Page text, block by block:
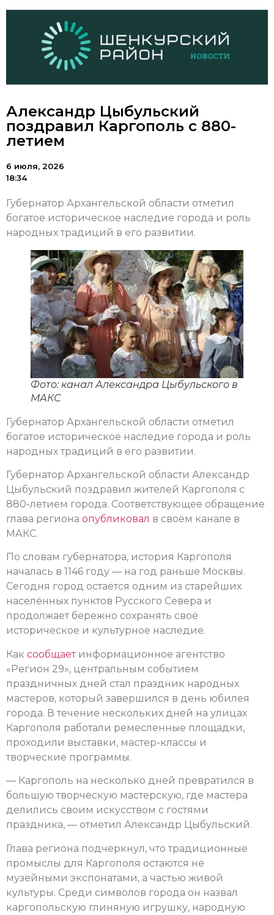
Александр Цыбульский
поздравил Каргополь с 880-
летием
6 июля, 2026
18:34
Губернатор Архангельской области отметил
богатое историческое наследие города и роль
народных традиций в его развитии.
Фото: канал Александра Цыбульского в
МАКС
Губернатор Архангельской области отметил
богатое историческое наследие города и роль
народных традиций в его развитии.
Губернатор Архангельской области Александр
Цыбульский поздравил жителей Каргополя с
880-летием города. Соответствующее обращение
глава региона опубликовал в своём канале в
МАКС.
По словам губернатора, история Каргополя
началась в 1146 году — на год раньше Москвы.
Сегодня город остаётся одним из старейших
населённых пунктов Русского Севера и
продолжает бережно сохранять своё
историческое и культурное наследие.
Как сообщаетинформационное агентство
«Регион 29», центральным событием
праздничных дней стал праздник народных
мастеров, который завершился в день юбилея
города. В течение нескольких дней на улицах
Каргополя работали ремесленные площадки,
проходили выставки, мастер-классы и
творческие программы.
— Каргополь на несколько дней превратился в
большую творческую мастерскую, где мастера
делились своим искусством с гостями
праздника, — отметил Александр Цыбульский.
Глава региона подчеркнул, что традиционные
промыслы для Каргополя остаются не
музейными экспонатами, а частью живой
культуры. Среди символов города он назвал
каргопольскую глиняную игрушку, народную